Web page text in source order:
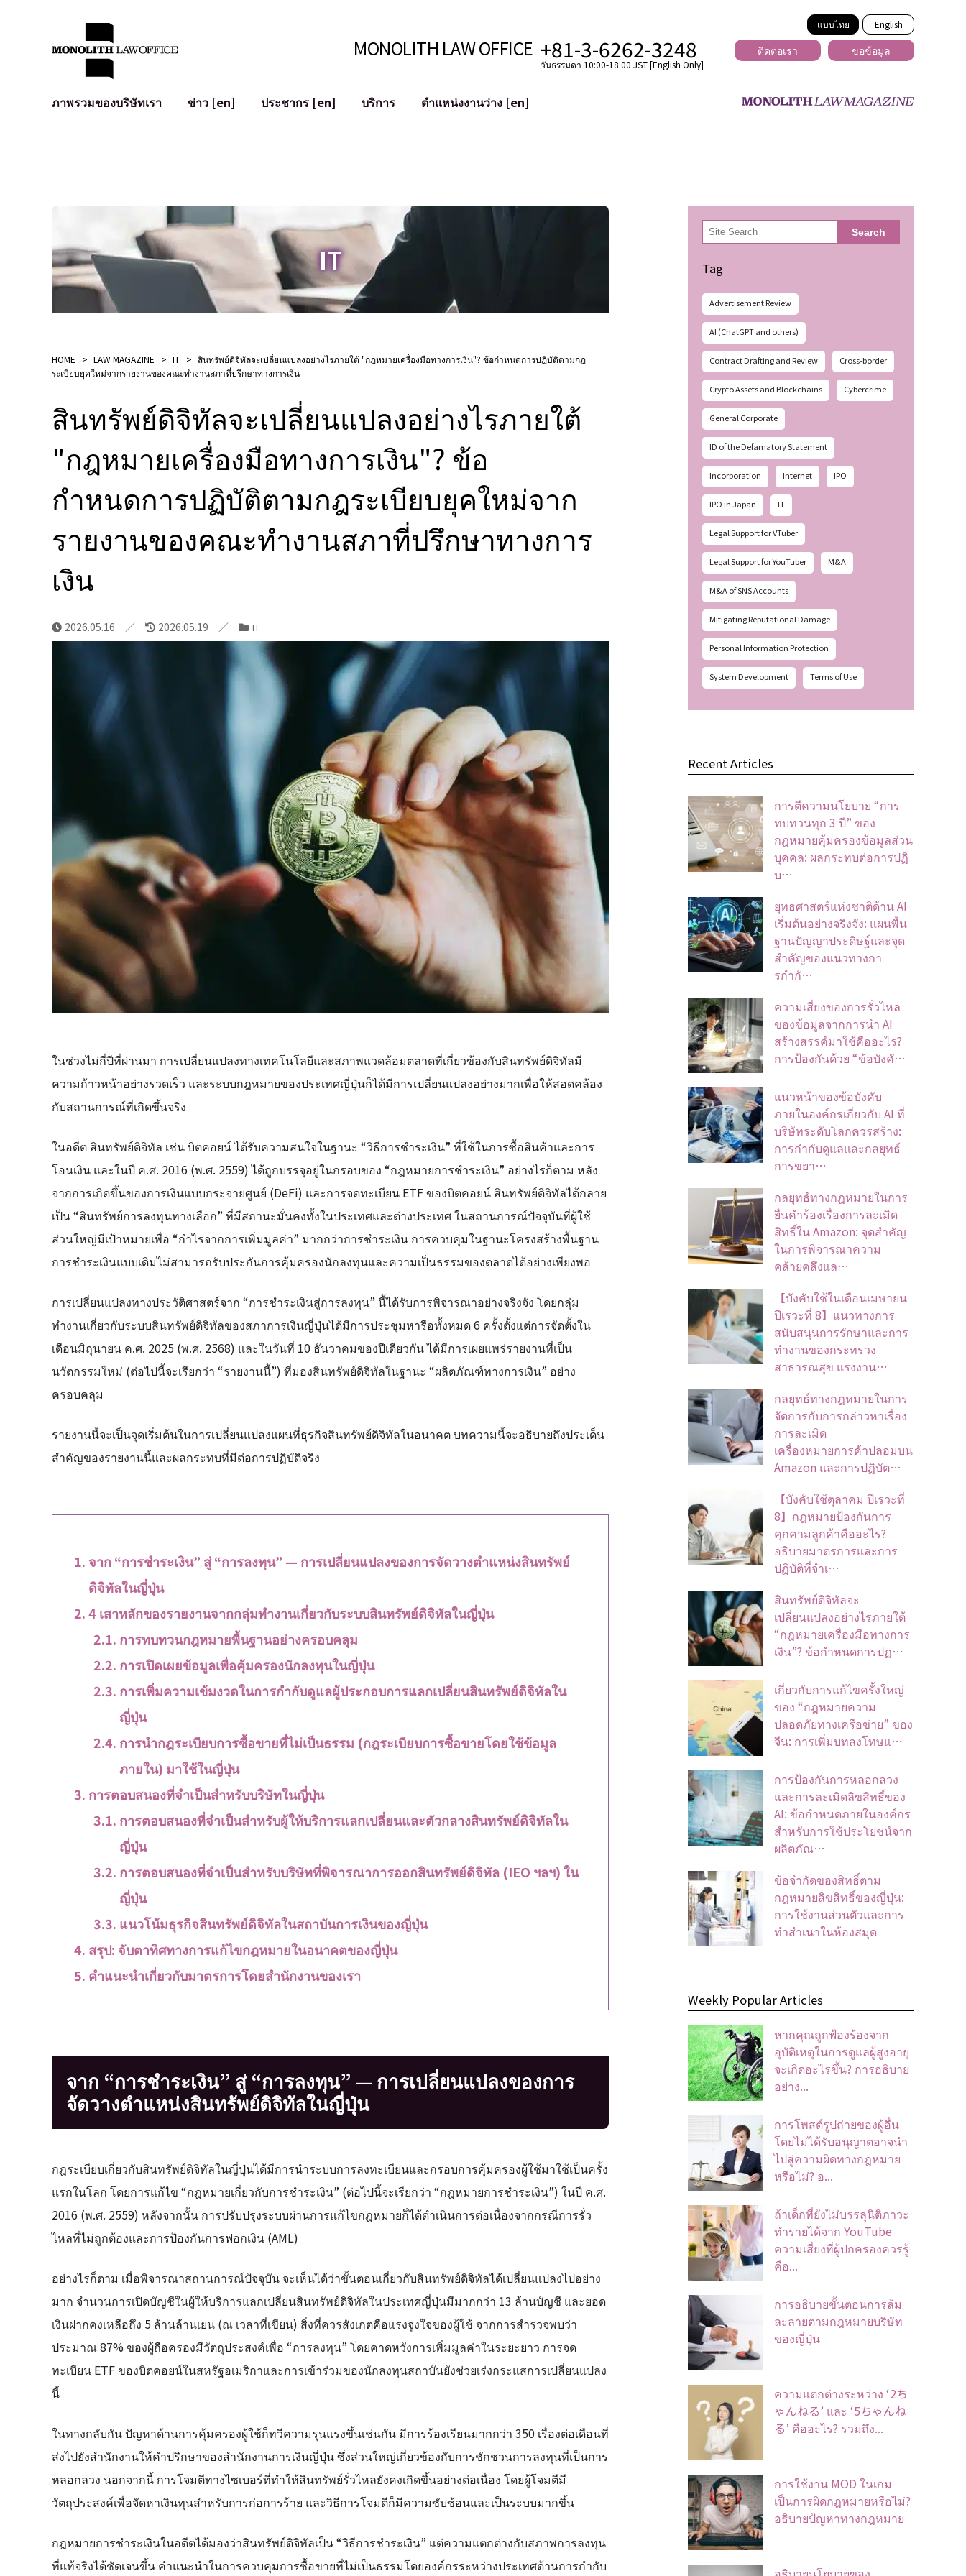
แบบไทย English
MONOLITH LAW OFFICE +81-3-6262-3248
วันธรรมดา 10:00-18:00 JST [English Only]
ติดต่อเรา ขอข้อมูล
ภาพรวมของบริษัทเรา
ข่าว [en] ประชากร [en]
บริการ
การตรวจสอบโฆษณา
อาชญากรรมไซเบอร์
การบรรเทาความเสียหายต่อชื่อเสียง
ตำแหน่งงานว่าง [en]
IT
HOME > LAW MAGAZINE > IT > สินทรัพย์ดิจิทัลจะเปลี่ยนแปลงอย่างไรภายใต้ "กฎหมายเครื่องมือทางการเงิน"? ข้อกำหนดการปฏิบัติตามกฎ
ระเบียบยุคใหม่จากรายงานของคณะทำงานสภาที่ปรึกษาทางการเงิน
สินทรัพย์ดิจิทัลจะเปลี่ยนแปลงอย่างไรภายใต้
"กฎหมายเครื่องมือทางการเงิน"? ข้อ
กำหนดการปฏิบัติตามกฎระเบียบยุคใหม่จาก
รายงานของคณะทำงานสภาที่ปรึกษาทางการ
เงิน
2026.05.16 2026.05.19 IT
ในช่วงไม่กี่ปีที่ผ่านมา การเปลี่ยนแปลงทางเทคโนโลยีและสภาพแวดล้อมตลาดที่เกี่ยวข้องกับสินทรัพย์ดิจิทัลมี
ความก้าวหน้าอย่างรวดเร็ว และระบบกฎหมายของประเทศญี่ปุ่นก็ได้มีการเปลี่ยนแปลงอย่างมากเพื่อให้สอดคล้อง
กับสถานการณ์ที่เกิดขึ้นจริง
ในอดีต สินทรัพย์ดิจิทัล เช่น บิตคอยน์ ได้รับความสนใจในฐานะ “วิธีการชำระเงิน” ที่ใช้ในการซื้อสินค้าและการ
โอนเงิน และในปี ค.ศ. 2016 (พ.ศ. 2559) ได้ถูกบรรจุอยู่ในกรอบของ “กฎหมายการชำระเงิน” อย่างไรก็ตาม หลัง
จากการเกิดขึ้นของการเงินแบบกระจายศูนย์ (DeFi) และการจดทะเบียน ETF ของบิตคอยน์ สินทรัพย์ดิจิทัลได้กลาย
เป็น “สินทรัพย์การลงทุนทางเลือก” ที่มีสถานะมั่นคงทั้งในประเทศและต่างประเทศ ในสถานการณ์ปัจจุบันที่ผู้ใช้
ส่วนใหญ่มีเป้าหมายเพื่อ “กำไรจากการเพิ่มมูลค่า” มากกว่าการชำระเงิน การควบคุมในฐานะโครงสร้างพื้นฐาน
การชำระเงินแบบเดิมไม่สามารถรับประกันการคุ้มครองนักลงทุนและความเป็นธรรมของตลาดได้อย่างเพียงพอ
การเปลี่ยนแปลงทางประวัติศาสตร์จาก “การชำระเงินสู่การลงทุน” นี้ได้รับการพิจารณาอย่างจริงจัง โดยกลุ่ม
ทำงานเกี่ยวกับระบบสินทรัพย์ดิจิทัลของสภาการเงินญี่ปุ่นได้มีการประชุมหารือทั้งหมด 6 ครั้งตั้งแต่การจัดตั้งใน
เดือนมิถุนายน ค.ศ. 2025 (พ.ศ. 2568) และในวันที่ 10 ธันวาคมของปีเดียวกัน ได้มีการเผยแพร่รายงานที่เป็น
นวัตกรรมใหม่ (ต่อไปนี้จะเรียกว่า “รายงานนี้”) ที่มองสินทรัพย์ดิจิทัลในฐานะ “ผลิตภัณฑ์ทางการเงิน” อย่าง
ครอบคลุม
รายงานนี้จะเป็นจุดเริ่มต้นในการเปลี่ยนแปลงแผนที่ธุรกิจสินทรัพย์ดิจิทัลในอนาคต บทความนี้จะอธิบายถึงประเด็น
สำคัญของรายงานนี้และผลกระทบที่มีต่อการปฏิบัติจริง
จาก “การชำระเงิน” สู่ “การลงทุน” — การเปลี่ยนแปลงของการจัดวางตำแหน่งสินทรัพย์
ดิจิทัลในญี่ปุ่น
4 เสาหลักของรายงานจากกลุ่มทำงานเกี่ยวกับระบบสินทรัพย์ดิจิทัลในญี่ปุ่น
การทบทวนกฎหมายพื้นฐานอย่างครอบคลุม
การเปิดเผยข้อมูลเพื่อคุ้มครองนักลงทุนในญี่ปุ่น
การเพิ่มความเข้มงวดในการกำกับดูแลผู้ประกอบการแลกเปลี่ยนสินทรัพย์ดิจิทัลใน
ญี่ปุ่น
การนำกฎระเบียบการซื้อขายที่ไม่เป็นธรรม (กฎระเบียบการซื้อขายโดยใช้ข้อมูล
ภายใน) มาใช้ในญี่ปุ่น
การตอบสนองที่จำเป็นสำหรับบริษัทในญี่ปุ่น
การตอบสนองที่จำเป็นสำหรับผู้ให้บริการแลกเปลี่ยนและตัวกลางสินทรัพย์ดิจิทัลใน
ญี่ปุ่น
การตอบสนองที่จำเป็นสำหรับบริษัทที่พิจารณาการออกสินทรัพย์ดิจิทัล (IEO ฯลฯ) ใน
ญี่ปุ่น
แนวโน้มธุรกิจสินทรัพย์ดิจิทัลในสถาบันการเงินของญี่ปุ่น
สรุป: จับตาทิศทางการแก้ไขกฎหมายในอนาคตของญี่ปุ่น
คำแนะนำเกี่ยวกับมาตรการโดยสำนักงานของเรา
จาก “การชำระเงิน” สู่ “การลงทุน” — การเปลี่ยนแปลงของการ
จัดวางตำแหน่งสินทรัพย์ดิจิทัลในญี่ปุ่น
กฎระเบียบเกี่ยวกับสินทรัพย์ดิจิทัลในญี่ปุ่นได้มีการนำระบบการลงทะเบียนและกรอบการคุ้มครองผู้ใช้มาใช้เป็นครั้ง
แรกในโลก โดยการแก้ไข “กฎหมายเกี่ยวกับการชำระเงิน” (ต่อไปนี้จะเรียกว่า “กฎหมายการชำระเงิน”) ในปี ค.ศ.
2016 (พ.ศ. 2559) หลังจากนั้น การปรับปรุงระบบผ่านการแก้ไขกฎหมายก็ได้ดำเนินการต่อเนื่องจากกรณีการรั่ว
ไหลที่ไม่ถูกต้องและการป้องกันการฟอกเงิน (AML)
อย่างไรก็ตาม เมื่อพิจารณาสถานการณ์ปัจจุบัน จะเห็นได้ว่าขั้นตอนเกี่ยวกับสินทรัพย์ดิจิทัลได้เปลี่ยนแปลงไปอย่าง
มาก จำนวนการเปิดบัญชีในผู้ให้บริการแลกเปลี่ยนสินทรัพย์ดิจิทัลในประเทศญี่ปุ่นมีมากกว่า 13 ล้านบัญชี และยอด
เงินฝากคงเหลือถึง 5 ล้านล้านเยน (ณ เวลาที่เขียน) สิ่งที่ควรสังเกตคือแรงจูงใจของผู้ใช้ จากการสำรวจพบว่า
ประมาณ 87% ของผู้ถือครองมีวัตถุประสงค์เพื่อ “การลงทุน” โดยคาดหวังการเพิ่มมูลค่าในระยะยาว การจด
ทะเบียน ETF ของบิตคอยน์ในสหรัฐอเมริกาและการเข้าร่วมของนักลงทุนสถาบันยังช่วยเร่งกระแสการเปลี่ยนแปลง
นี้
ในทางกลับกัน ปัญหาด้านการคุ้มครองผู้ใช้ก็ทวีความรุนแรงขึ้นเช่นกัน มีการร้องเรียนมากกว่า 350 เรื่องต่อเดือนที่
ส่งไปยังสำนักงานให้คำปรึกษาของสำนักงานการเงินญี่ปุ่น ซึ่งส่วนใหญ่เกี่ยวข้องกับการชักชวนการลงทุนที่เป็นการ
หลอกลวง นอกจากนี้ การโจมตีทางไซเบอร์ที่ทำให้สินทรัพย์รั่วไหลยังคงเกิดขึ้นอย่างต่อเนื่อง โดยผู้โจมตีมี
วัตถุประสงค์เพื่อจัดหาเงินทุนสำหรับการก่อการร้าย และวิธีการโจมตีก็มีความซับซ้อนและเป็นระบบมากขึ้น
กฎหมายการชำระเงินในอดีตได้มองว่าสินทรัพย์ดิจิทัลเป็น “วิธีการชำระเงิน” แต่ความแตกต่างกับสภาพการลงทุน
ที่แท้จริงได้ชัดเจนขึ้น คำแนะนำในการควบคุมการซื้อขายที่ไม่เป็นธรรมโดยองค์กรระหว่างประเทศด้านการกำกับ
検
索 Search
Tag
Advertisement Review
AI (ChatGPT and others)
Contract Drafting and Review Cross-border
Crypto Assets and Blockchains Cybercrime
General Corporate
ID of the Defamatory Statement
Incorporation Internet IPO
IPO in Japan IT
Legal Support for VTuber
Legal Support for YouTuber M&A
M&A of SNS Accounts
Mitigating Reputational Damage
Personal Information Protection
System Development Terms of Use
Recent Articles
การตีความนโยบาย “การ
ทบทวนทุก 3 ปี” ของ
กฎหมายคุ้มครองข้อมูลส่วน
บุคคล: ผลกระทบต่อการปฏิ
บ…
ยุทธศาสตร์แห่งชาติด้าน AI
เริ่มต้นอย่างจริงจัง: แผนพื้น
ฐานปัญญาประดิษฐ์และจุด
สำคัญของแนวทางกา
รกำกั…
ความเสี่ยงของการรั่วไหล
ของข้อมูลจากการนำ AI
สร้างสรรค์มาใช้คืออะไร?
การป้องกันด้วย “ข้อบังคั…
แนวหน้าของข้อบังคับ
ภายในองค์กรเกี่ยวกับ AI ที่
บริษัทระดับโลกควรสร้าง:
การกำกับดูแลและกลยุทธ์
การขยา…
กลยุทธ์ทางกฎหมายในการ
ยื่นคำร้องเรื่องการละเมิด
สิทธิ์ใน Amazon: จุดสำคัญ
ในการพิจารณาความ
คล้ายคลึงแล…
【บังคับใช้ในเดือนเมษายน
ปีเรวะที่ 8】แนวทางการ
สนับสนุนการรักษาและการ
ทำงานของกระทรวง
สาธารณสุข แรงงาน…
กลยุทธ์ทางกฎหมายในการ
จัดการกับการกล่าวหาเรื่อง
การละเมิด
เครื่องหมายการค้าปลอมบน
Amazon และการปฏิบัต…
【บังคับใช้ตุลาคม ปีเรวะที่
8】กฎหมายป้องกันการ
คุกคามลูกค้าคืออะไร?
อธิบายมาตรการและการ
ปฏิบัติที่จำเ…
สินทรัพย์ดิจิทัลจะ
เปลี่ยนแปลงอย่างไรภายใต้
“กฎหมายเครื่องมือทางการ
เงิน”? ข้อกำหนดการปฏ…
เกี่ยวกับการแก้ไขครั้งใหญ่
ของ “กฎหมายความ
ปลอดภัยทางเครือข่าย” ของ
จีน: การเพิ่มบทลงโทษแ…
การป้องกันการหลอกลวง
และการละเมิดลิขสิทธิ์ของ
AI: ข้อกำหนดภายในองค์กร
สำหรับการใช้ประโยชน์จาก
ผลิตภัณ…
ข้อจํากัดของสิทธิ์ตาม
กฎหมายลิขสิทธิ์ของญี่ปุ่น:
การใช้งานส่วนตัวและการ
ทําสําเนาในห้องสมุด
Weekly Popular Articles
หากคุณถูกฟ้องร้องจาก
อุบัติเหตุในการดูแลผู้สูงอายุ
จะเกิดอะไรขึ้น? การอธิบาย
อย่าง...
การโพสต์รูปถ่ายของผู้อื่น
โดยไม่ได้รับอนุญาตอาจนํา
ไปสู่ความผิดทางกฎหมาย
หรือไม่? อ...
ถ้าเด็กที่ยังไม่บรรลุนิติภาวะ
ทำรายได้จาก YouTube
ความเสี่ยงที่ผู้ปกครองควรรู้
คือ...
การอธิบายขั้นตอนการล้ม
ละลายตามกฎหมายบริษัท
ของญี่ปุ่น
ความแตกต่างระหว่าง ‘2ち
ゃんねる’ และ ‘5ちゃんね
る’ คืออะไร? รวมถึง...
การใช้งาน MOD ในเกม
เป็นการผิดกฎหมายหรือไม่?
อธิบายปัญหาทางกฎหมาย